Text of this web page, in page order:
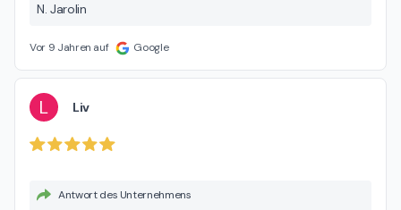
N. Jarolin
Vor 9 Jahren auf Google
L Liv
Antwort des Unternehmens